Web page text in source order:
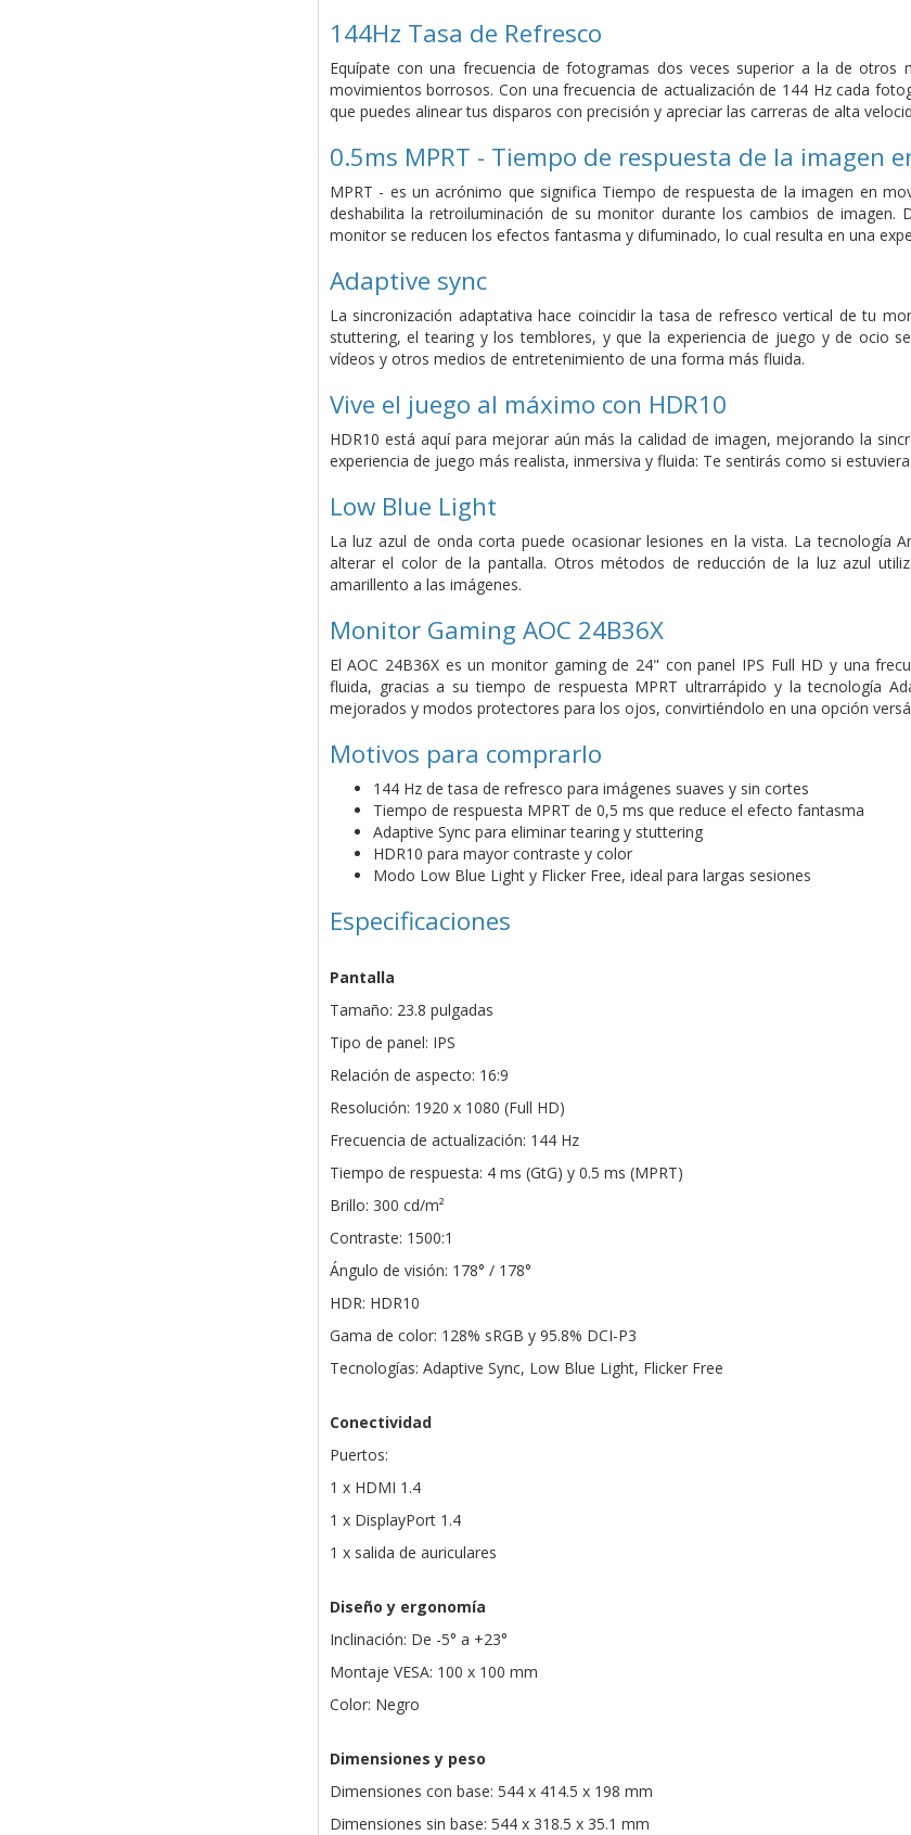
144Hz Tasa de Refresco
Equípate con una frecuencia de fotogramas dos veces superior a la de
movimientos borrosos. Con una frecuencia de actualización de 144 Hz cada
que puedes alinear tus disparos con precisión y apreciar las carreras de alta
0.5ms MPRT - Tiempo de respuesta de la imagen
MPRT - es un acrónimo que significa Tiempo de respuesta de la imagen en
deshabilita la retroiluminación de su monitor durante los cambios de
monitor se reducen los efectos fantasma y difuminado, lo cual resulta en una
Adaptive sync
La sincronización adaptativa hace coincidir la tasa de refresco vertical de tu
stuttering, el tearing y los temblores, y que la experiencia de juego y de ocio
vídeos y otros medios de entretenimiento de una forma más fluida.
Vive el juego al máximo con HDR10
HDR10 está aquí para mejorar aún más la calidad de imagen, mejorando la
experiencia de juego más realista, inmersiva y fluida: Te sentirás como si
Low Blue Light
La luz azul de onda corta puede ocasionar lesiones en la vista. La tecnología
alterar el color de la pantalla. Otros métodos de reducción de la luz azul
amarillento a las imágenes.
Monitor Gaming AOC 24B36X
El AOC 24B36X es un monitor gaming de 24" con panel IPS Full HD y una
fluida, gracias a su tiempo de respuesta MPRT ultrarrápido y la tecnología
mejorados y modos protectores para los ojos, convirtiéndolo en una opción
Motivos para comprarlo
144 Hz de tasa de refresco para imágenes suaves y sin cortes
Tiempo de respuesta MPRT de 0,5 ms que reduce el efecto fantasma
Adaptive Sync para eliminar tearing y stuttering
HDR10 para mayor contraste y color
Modo Low Blue Light y Flicker Free, ideal para largas sesiones
Especificaciones
Pantalla
Tamaño: 23.8 pulgadas
Tipo de panel: IPS
Relación de aspecto: 16:9
Resolución: 1920 x 1080 (Full HD)
Frecuencia de actualización: 144 Hz
Tiempo de respuesta: 4 ms (GtG) y 0.5 ms (MPRT)
Brillo: 300 cd/m²
Contraste: 1500:1
Ángulo de visión: 178° / 178°
HDR: HDR10
Gama de color: 128% sRGB y 95.8% DCI-P3
Tecnologías: Adaptive Sync, Low Blue Light, Flicker Free
Conectividad
Puertos:
1 x HDMI 1.4
1 x DisplayPort 1.4
1 x salida de auriculares
Diseño y ergonomía
Inclinación: De -5° a +23°
Montaje VESA: 100 x 100 mm
Color: Negro
Dimensiones y peso
Dimensiones con base: 544 x 414.5 x 198 mm
Dimensiones sin base: 544 x 318.5 x 35.1 mm